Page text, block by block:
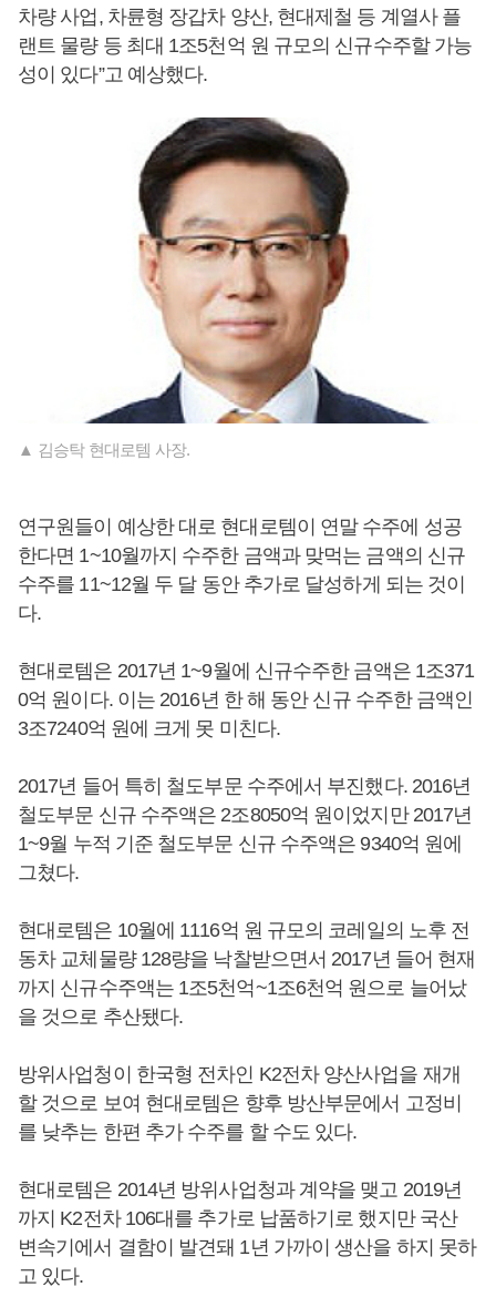
차량 사업, 차륜형 장갑차 양산, 현대제철 등 계열사 플
랜트 물량 등 최대 1조5천억 원 규모의 신규수주할 가능
성이 있다”고 예상했다.
▲ 김승탁 현대로템 사장.
연구원들이 예상한 대로 현대로템이 연말 수주에 성공
한다면 1~10월까지 수주한 금액과 맞먹는 금액의 신규
수주를 11~12월 두 달 동안 추가로 달성하게 되는 것이
다.
현대로템은 2017년 1~9월에 신규수주한 금액은 1조371
0억 원이다. 이는 2016년 한 해 동안 신규 수주한 금액인
3조7240억 원에 크게 못 미친다.
2017년 들어 특히 철도부문 수주에서 부진했다. 2016년
철도부문 신규 수주액은 2조8050억 원이었지만 2017년
1~9월 누적 기준 철도부문 신규 수주액은 9340억 원에
그쳤다.
현대로템은 10월에 1116억 원 규모의 코레일의 노후 전
동차 교체물량 128량을 낙찰받으면서 2017년 들어 현재
까지 신규수주액는 1조5천억~1조6천억 원으로 늘어났
을 것으로 추산됐다.
방위사업청이 한국형 전차인 K2전차 양산사업을 재개
할 것으로 보여 현대로템은 향후 방산부문에서 고정비
를 낮추는 한편 추가 수주를 할 수도 있다.
현대로템은 2014년 방위사업청과 계약을 맺고 2019년
까지 K2전차 106대를 추가로 납품하기로 했지만 국산
변속기에서 결함이 발견돼 1년 가까이 생산을 하지 못하
고 있다.